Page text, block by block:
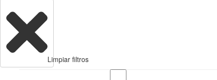
Limpiar filtros